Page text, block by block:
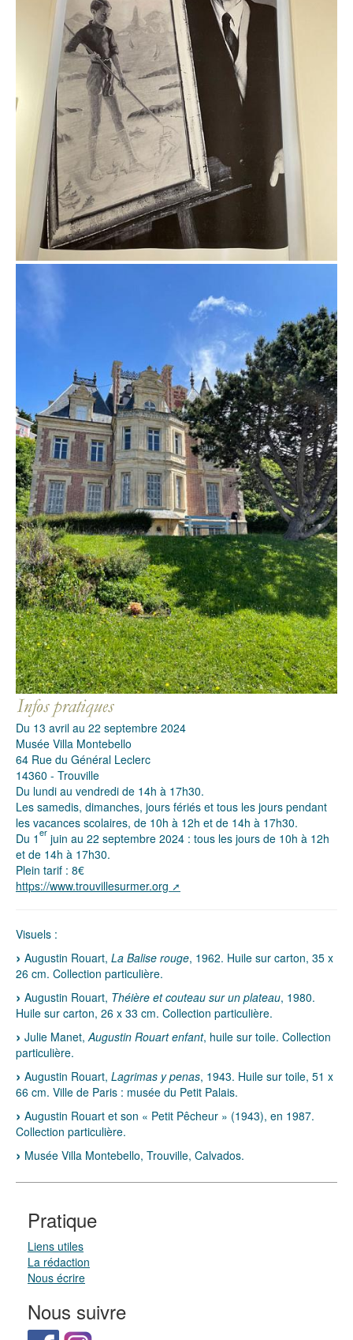
Du 13 avril au 22 septembre 2024
Musée Villa Montebello
64 Rue du Général Leclerc
14360 - Trouville
Du lundi au vendredi de 14h à 17h30.
Les samedis, dimanches, jours fériés et tous les jours pendant
les vacances scolaires, de 10h à 12h et de 14h à 17h30.
Du 1er juin au 22 septembre 2024 : tous les jours de 10h à 12h
et de 14h à 17h30.
Plein tarif : 8€
https://www.trouvillesurmer.org
Visuels :
Augustin Rouart, La Balise rouge, 1962. Huile sur carton, 35 x
26 cm. Collection particulière.
Augustin Rouart, Théière et couteau sur un plateau, 1980.
Huile sur carton, 26 x 33 cm. Collection particulière.
Julie Manet, Augustin Rouart enfant, huile sur toile. Collection
particulière.
Augustin Rouart, Lagrimas y penas, 1943. Huile sur toile, 51 x
66 cm. Ville de Paris : musée du Petit Palais.
Augustin Rouart et son « Petit Pêcheur » (1943), en 1987.
Collection particulière.
Musée Villa Montebello, Trouville, Calvados.
Pratique
Liens utiles
La rédaction
Nous écrire
Nous suivre